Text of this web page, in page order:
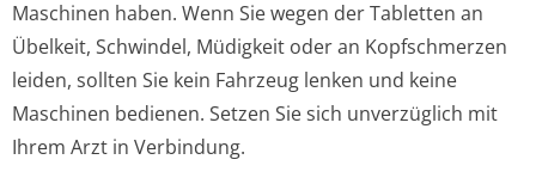
Maschinen haben. Wenn Sie wegen der Tabletten an
Übelkeit, Schwindel, Müdigkeit oder an Kopfschmerzen
leiden, sollten Sie kein Fahrzeug lenken und keine
Maschinen bedienen. Setzen Sie sich unverzüglich mit
Ihrem Arzt in Verbindung.